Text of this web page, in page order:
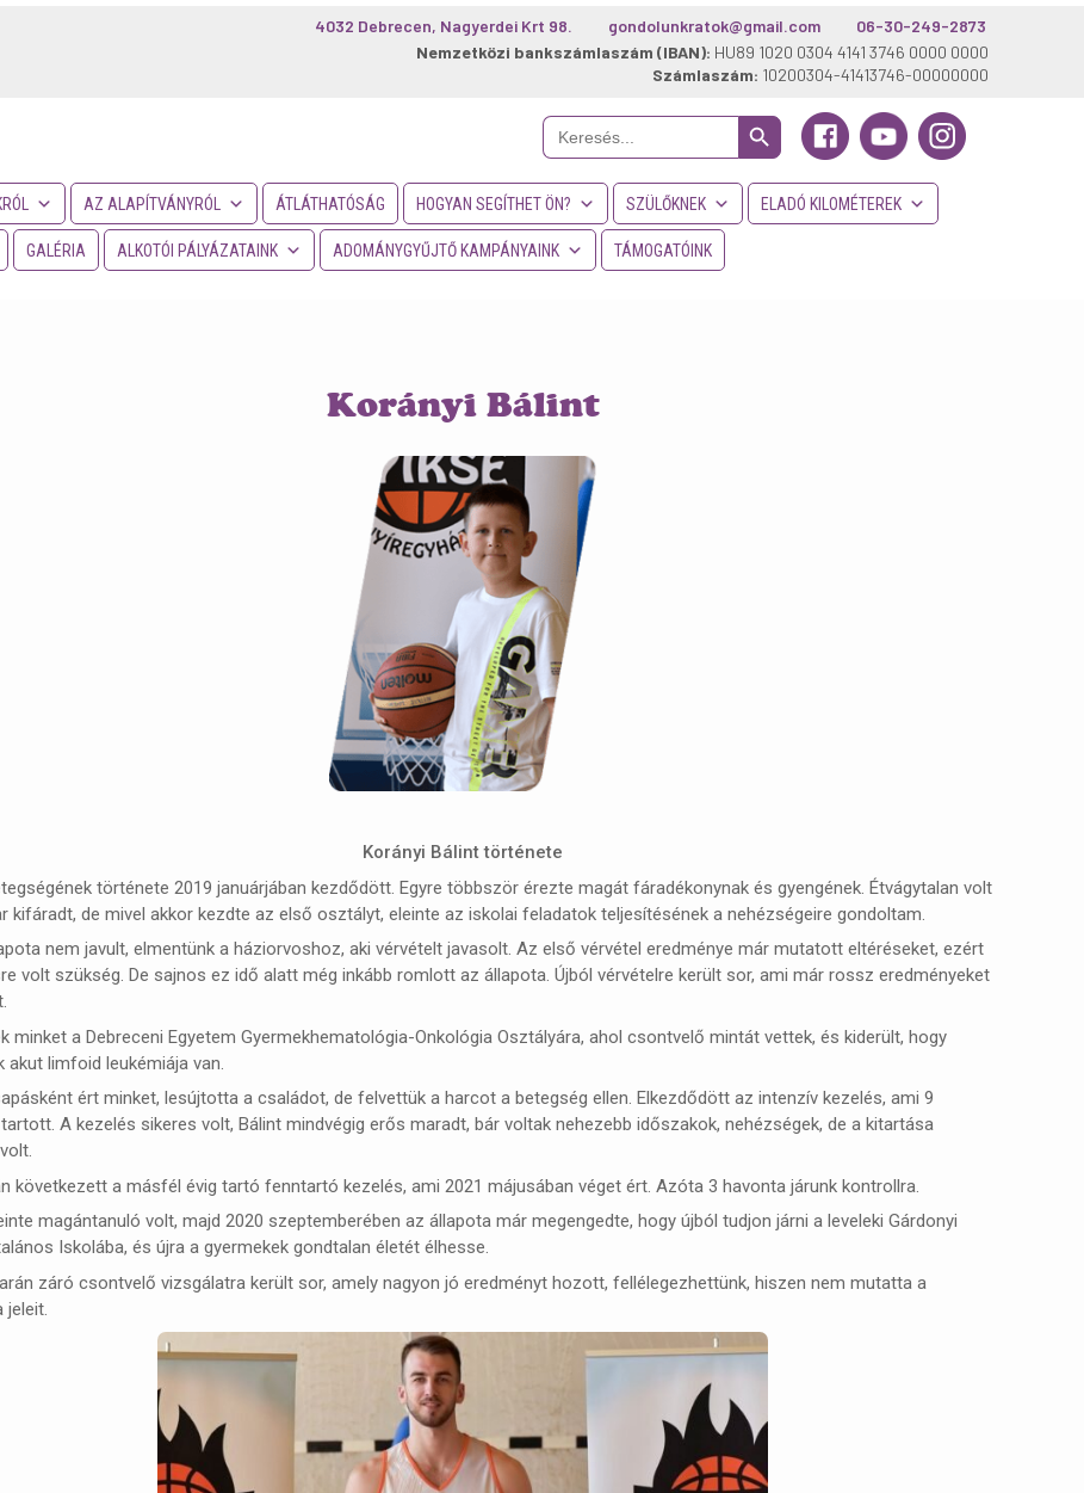
06-30-249-2873
gondolunkratok@gmail.com
4032 Debrecen, Nagyerdei Krt 98.
Nemzetközi bankszámlaszám (IBAN): HU89 1020 0304 4141 3746 0000 0000
Számlaszám: 10200304-41413746-00000000
Search
for:
Search Button
AZ ALAPÍTVÁNYRÓL ÁTLÁTHATÓSÁG HOGYAN SEGÍTHET ÖN? SZÜLŐKNEK ELADÓ KILOMÉTEREK
GALÉRIA ALKOTÓI PÁLYÁZATAINK ADOMÁNYGYŰJTŐ KAMPÁNYAINK TÁMOGATÓINK
Korányi Bálint
Korányi Bálint története
története 2019 januárjában kezdődött. Egyre többször érezte magát fáradékonynak és gyengének. Étvágytalan volt
kifáradt, de mivel akkor kezdte az első osztályt, eleinte az iskolai feladatok teljesítésének a nehézségeire gondoltam.
nem javult, elmentünk a háziorvoshoz, aki vérvételt javasolt. Az első vérvétel eredménye már mutatott eltéréseket, ezért
volt szükség. De sajnos ez idő alatt még inkább romlott az állapota. Újból vérvételre került sor, ami már rossz eredményeket
minket a Debreceni Egyetem Gyermekhematológia-Onkológia Osztályára, ahol csontvelő mintát vettek, és kiderült, hogy
akut limfoid leukémiája van.
ért minket, lesújtotta a családot, de felvettük a harcot a betegség ellen. Elkezdődött az intenzív kezelés, ami 9
A kezelés sikeres volt, Bálint mindvégig erős maradt, bár voltak nehezebb időszakok, nehézségek, de a kitartása
következett a másfél évig tartó fenntartó kezelés, ami 2021 májusában véget ért. Azóta 3 havonta járunk kontrollra.
magántanuló volt, majd 2020 szeptemberében az állapota már megengedte, hogy újból tudjon járni a leveleki Gárdonyi
Iskolába, és újra a gyermekek gondtalan életét élhesse.
záró csontvelő vizsgálatra került sor, amely nagyon jó eredményt hozott, fellélegezhettünk, hiszen nem mutatta a
jeleit.